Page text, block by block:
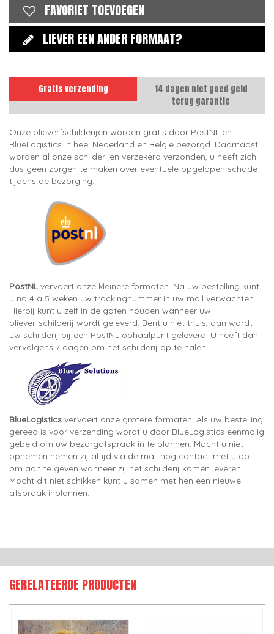
FAVORIET TOEVOEGEN
LIEVER EEN ANDER FORMAAT?
Gratis verzending
14 dagen niet goed geld
terug garantie
Onze olieverfschilderijen worden gratis door PostNL en
BlueLogistics in heel Nederland en België bezorgd. Daarnaast
worden al onze schilderijen verzekerd verzonden, u heeft zich
dus geen zorgen te maken over eventuele opgelopen schade
tijdens de bezorging.
PostNLvervoert onze kleinere formaten. Na uw bestelling kunt
u na 4 à 5 weken uw trackingnummer in uw mail verwachten.
Hierbij kunt u zelf in de gaten houden wanneer uw
olieverfschilderij wordt geleverd. Bent u niet thuis, dan wordt
uw schilderij bij een PostNL ophaalpunt geleverd. U heeft dan
vervolgens 7 dagen om het schilderij op te halen.
BlueLogistics vervoert onze grotere formaten. Als uw bestelling
gereed is voor verzending wordt u door BlueLogistics eenmalig
gebeld om uw bezorgafspraak in te plannen. Mocht u niet
opnemen nemen zij altijd via de mail nog contact met u op
om aan te geven wanneer zij het schilderij komen leveren.
Mocht dit niet schikken kunt u samen met hen een nieuwe
afspraak inplannen.
GERELATEERDE PRODUCTEN